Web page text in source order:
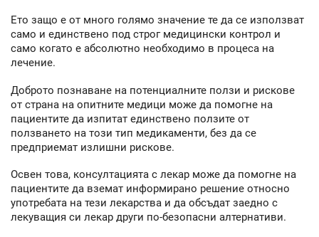
Ето защо е от много голямо значение те да се използват
само и единствено под строг медицински контрол и
само когато е абсолютно необходимо в процеса на
лечение.
Доброто познаване на потенциалните ползи и рискове
от страна на опитните медици може да помогне на
пациентите да изпитат единствено ползите от
ползването на този тип медикаменти, без да се
предприемат излишни рискове.
Освен това, консултацията с лекар може да помогне на
пациентите да вземат информирано решение относно
употребата на тези лекарства и да обсъдат заедно с
лекуващия си лекар други по-безопасни алтернативи.